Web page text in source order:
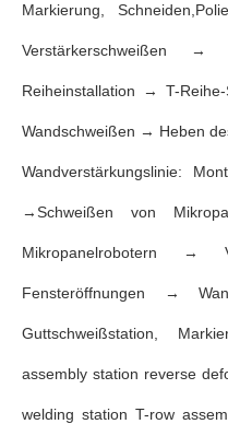
Markierung,
Verstärkerschweißen →
Reiheinstallation → T-
Wandschweißen → Heben
Wandverstärkungslinie:
→Schweißen von
Mikropanelrobotern
Fensteröffnungen →
Guttschweißstation,
assembly station reverse
welding station T-row